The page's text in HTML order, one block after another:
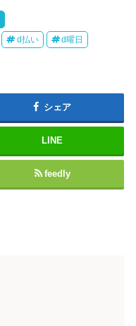
d払い d曜日
シェア
LINE
feedly